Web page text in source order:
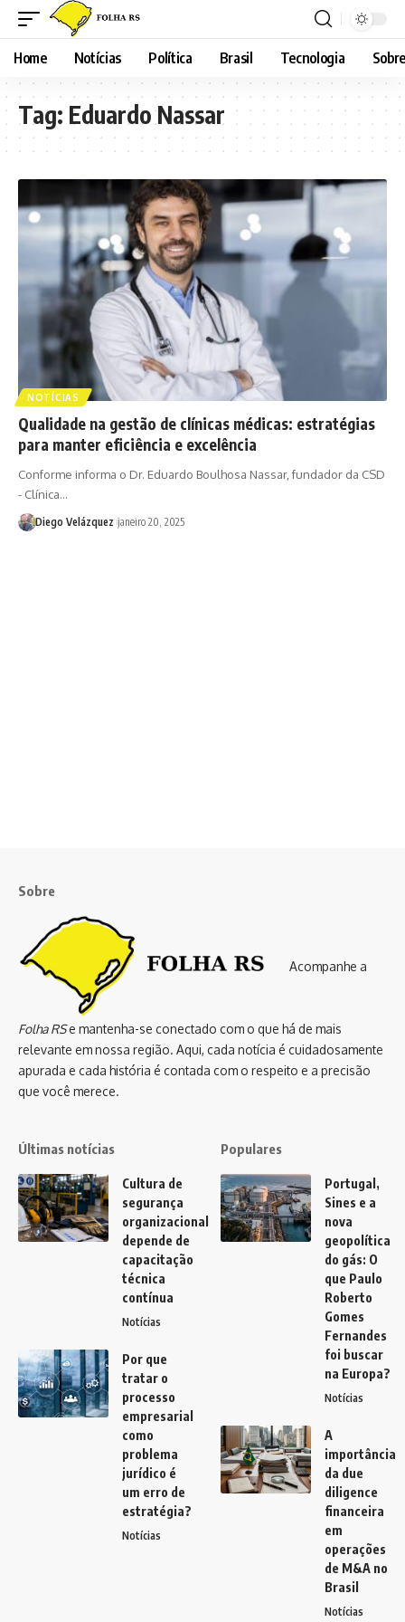
Home Notícias Política Brasil Tecnologia
Tag: Eduardo Nassar
NOTÍCIAS
Qualidade na gestão de clínicas médicas: estratégias
para manter eficiência e excelência
Conforme informa o Dr. Eduardo Boulhosa Nassar, fundador da CSD
- Clínica…
Diego Velázquez janeiro 20, 2025
Sobre
Acompanhe a
Folha RSe mantenha-se conectado com o que há de mais
relevante em nossa região. Aqui, cada notícia é cuidadosamente
apurada e cada história é contada com o respeito e a precisão
que você merece.
Últimas notícias
Cultura de
segurança
organizacional
depende de
capacitação
técnica
contínua
Notícias
Por que
tratar o
processo
empresarial
como
problema
jurídico é
um erro de
estratégia?
Notícias
Populares
Portugal,
Sines e a
nova
geopolítica
do gás: O
que Paulo
Roberto
Gomes
Fernandes
foi buscar
na Europa?
Notícias
A
importância
da due
diligence
financeira
em
operações
de M&A no
Brasil
Notícias